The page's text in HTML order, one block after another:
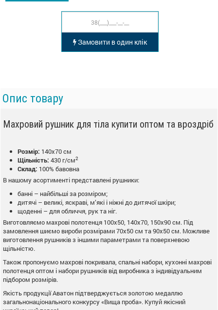
Замовити в один клік
Опис товару
Махровий рушник для тіла купити оптом та вроздріб
Розмір: 140х70 см
Щільність: 430 г/см2
Склад: 100% бавовна
В нашому асортименті представлені рушники:
банні – найбільші за розміром;
дитячі – великі, яскраві, м’які і ніжні до дитячої шкіри;
щоденні – для обличчя, рук та ніг.
Виготовляємо махрові полотенця 100х50, 140х70, 150х90 см. Під
замовлення шиємо вироби розмірами 70х50 см та 90х50 см. Можливе
виготовлення рушників з іншими параметрами та поверхневою
щільністю.
Також пропонуємо махрові покривала, спальні набори, кухонні махрові
полотенця оптом і набори рушників від виробника з індивідуальним
підбором розмірів.
Якість продукції Аватон підтверджується золотою медаллю
загальнонаціонального конкурсу «Вища проба». Купуй якісний